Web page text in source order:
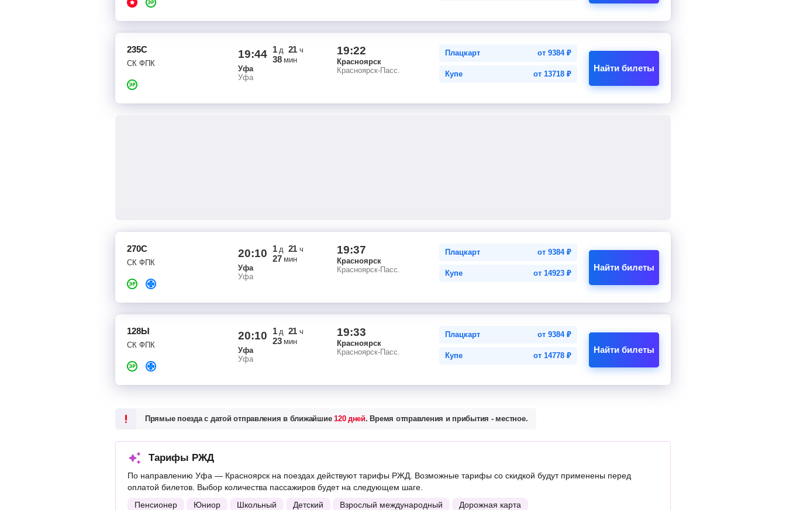
235С
СК ФПК
19:44 1д 21 ч
38мин
Уфа
Уфа
19:22
Красноярск
Красноярск-Пасс.
Плацкарт от 9384₽
Купе от 13718 ₽
Найти билеты
270С
СК ФПК
20:10 1д 21 ч
27мин
Уфа
Уфа
19:37
Красноярск
Красноярск-Пасс.
Плацкарт от 9384₽
Купе от 14923 ₽
Найти билеты
128Ы
СК ФПК
20:10 1д 21 ч
23мин
Уфа
Уфа
19:33
Красноярск
Красноярск-Пасс.
Плацкарт от 9384₽
Купе от 14778 ₽
Найти билеты
Прямые поезда с датой отправления в ближайшие120 дней. Время отправления и прибытия - местное.
Тарифы РЖД
По направлению Уфа — Красноярск на поездах действуют тарифы РЖД. Возможные тарифы со скидкой будут применены перед
оплатой билетов. Выбор количества пассажиров будет на следующем шаге.
Пенсионер
Юниор Школьный Детский Взрослый международный Дорожная карта